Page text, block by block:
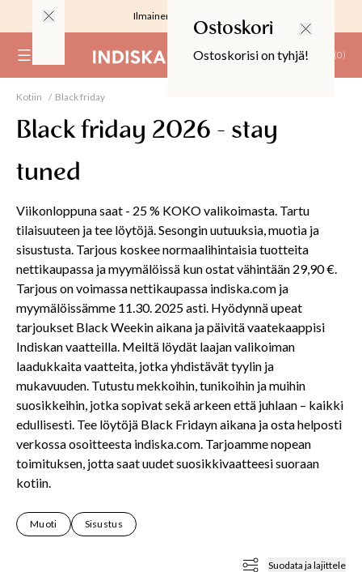
Ilmainen toimitus 59 €
JA KYNTTILÄT
JA KORTIT
(0)
Ostoskori
Ostoskorisi on tyhjä!
Kotiin Black friday
Black friday 2026 - stay
tuned
Viikonloppuna saat - 25 % KOKO valikoimasta. Tartu
tilaisuuteen ja tee löytöjä. Sesongin uutuuksia, muotia ja
sisustusta. Tarjous koskee normaalihintaisia tuotteita
nettikaupassa ja myymälöissä kun ostat vähintään 29,90 €.
Tarjous on voimassa nettikaupassa indiska.com ja
myymälöissämme 11.30. 2025 asti. Hyödynnä upeat
tarjoukset Black Weekin aikana ja päivitä vaatekaappisi
Indiskan vaatteilla. Meiltä löydät laajan valikoiman
laadukkaita vaatteita, jotka yhdistävät tyylin ja
mukavuuden. Tutustu mekkoihin, tunikoihin ja muihin
suosikkeihin, jotka sopivat sekä arkeen että juhlaan – kaikki
edullisesti. Tee löytöjä Black Fridayn aikana ja osta helposti
verkossa osoitteesta indiska.com. Tarjoamme nopean
toimituksen, jotta saat uudet suosikkivaatteesi suoraan
kotiin.
Muoti Sisustus
Suodata ja lajittele